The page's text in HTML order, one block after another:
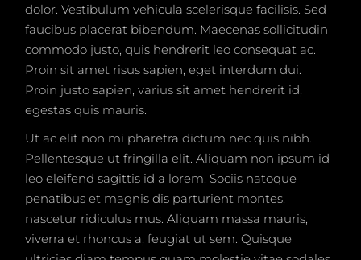
dolor. Vestibulum vehicula scelerisque facilisis. Sed
faucibus placerat bibendum. Maecenas sollicitudin
commodo justo, quis hendrerit leo consequat ac.
Proin sit amet risus sapien, eget interdum dui.
Proin justo sapien, varius sit amet hendrerit id,
egestas quis mauris.
Ut ac elit non mi pharetra dictum nec quis nibh.
Pellentesque ut fringilla elit. Aliquam non ipsum id
leo eleifend sagittis id a lorem. Sociis natoque
penatibus et magnis dis parturient montes,
nascetur ridiculus mus. Aliquam massa mauris,
viverra et rhoncus a, feugiat ut sem. Quisque